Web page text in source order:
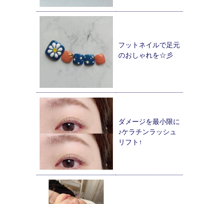
フットネイルで足元
のおしゃれを☆彡
ダメージを最小限に
♪ケラチンラッシュ
リフト↑